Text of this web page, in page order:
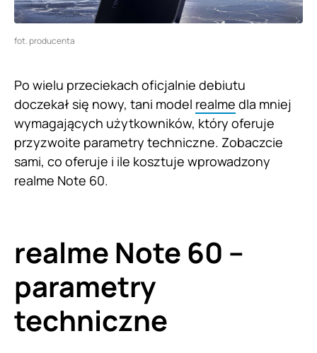
fot. producenta
Po wielu przeciekach oficjalnie debiutu
doczekał się nowy, tani model realme dla mniej
wymagających użytkowników, który oferuje
przyzwoite parametry techniczne. Zobaczcie
sami, co oferuje i ile kosztuje wprowadzony
realme Note 60.
realme Note 60 –
parametry
techniczne